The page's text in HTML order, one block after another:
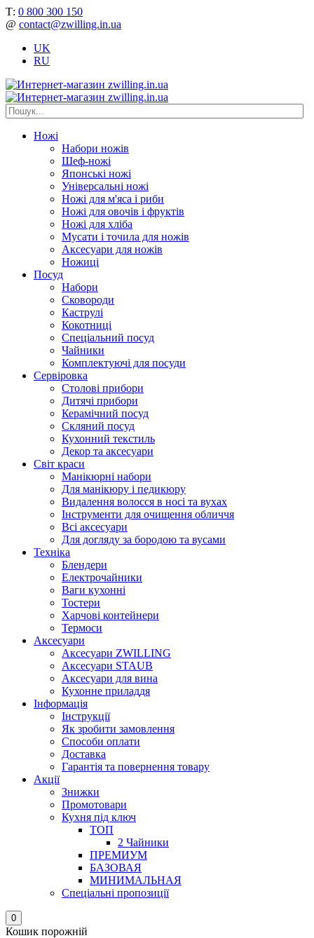
Т: 0 800 300 150
@ contact@zwilling.in.ua
UK
RU
Ножі
Набори ножів
Шеф-ножі
Японські ножі
Універсальні ножі
Ножі для м'яса і риби
Ножі для овочів і фруктів
Ножі для хліба
Мусати і точила для ножів
Аксесуари для ножів
Ножиці
Посуд
Набори
Сковороди
Каструлі
Кокотниці
Cпеціальний посуд
Чайники
Комплектуючі для посуди
Сервіровка
Столові прибори
Дитячі прибори
Керамічний посуд
Скляний посуд
Кухонний текстиль
Декор та аксесуари
Світ краси
Манікюрні набори
Для манікюру і педикюру
Видалення волосся в носі та вухах
Інструменти для очищення обличчя
Всі аксесуари
Для догляду за бородою та вусами
Техніка
Блендери
Електрочайники
Ваги кухонні
Тостери
Харчові контейнери
Термоси
Аксесуари
Аксесуари ZWILLING
Аксесуари STAUB
Аксесуари для вина
Кухонне приладдя
Інформація
Інструкції
Як зробити замовлення
Способи оплати
Доставка
Гарантія та повернення товару
Акції
Знижки
Промотовари
Кухня під ключ
ТОП
2 Чайники
ПРЕМИУМ
БАЗОВАЯ
МИНИМАЛЬНАЯ
Спеціальні пропозиції
0
Кошик порожній